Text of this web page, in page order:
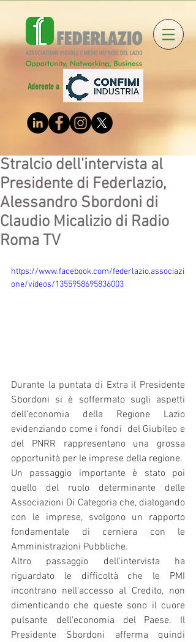
Aderente a
Stralcio dell'intervista al
Presidente di Federlazio,
Alessandro Sbordoni di
Claudio Micalizio di Radio
Roma TV
https://www.facebook.com/federlazio.associazi
one/videos/1355958695836003
Durante la puntata di Extra il Presidente
Sbordoni si è soffermato sugli aspetti
dell'economia della Regione Lazio
evidenziando come i fondi  del Giubileo e
del PNRR rappresentano una grossa
opportunità per le imprese della regione.
Un passaggio importante è stato poi
quello del ruolo determinante delle
Associazioni Di Categoria che, dialogando
con le imprese, svolgono un rapporto
fondamentale di cerniera con le
Amministrazioni Pubbliche.
Altro passaggio dell'intervista ha
riguardato le difficoltà che le PMI
incontrano nell'accesso al Credito, non
dimenticando che queste sono il cuore
pulsante dell'economia del Paese. Il
Presidente Sbordoni afferma quindi